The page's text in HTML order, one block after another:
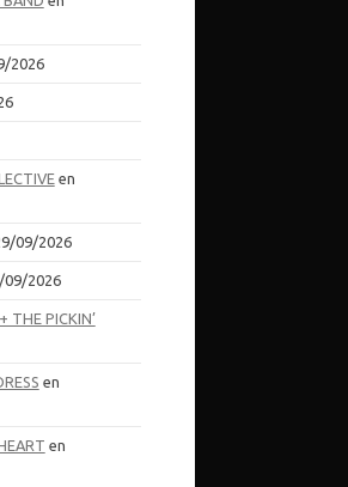
2026
en
09/2026
09/2026
THE PICKIN’
en
en